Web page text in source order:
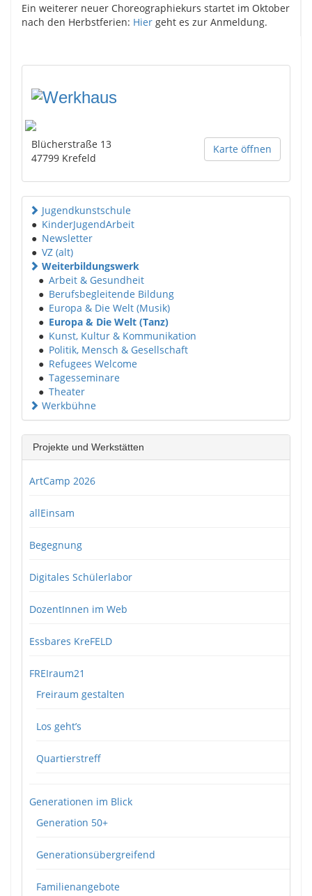
Ein weiterer neuer Choreographiekurs startet im Oktober
nach den Herbstferien: Hier geht es zur Anmeldung.
Karte öffnen
Blücherstraße 13
47799 Krefeld
Jugendkunstschule
● KinderJugendArbeit
● Newsletter
● VZ (alt)
Weiterbildungswerk
● Arbeit & Gesundheit
● Berufsbegleitende Bildung
● Europa & Die Welt (Musik)
● Europa & Die Welt (Tanz)
● Kunst, Kultur & Kommunikation
● Politik, Mensch & Gesellschaft
● Refugees Welcome
● Tagesseminare
● Theater
Werkbühne
Projekte und Werkstätten
ArtCamp 2026
allEinsam
Begegnung
Digitales Schülerlabor
DozentInnen im Web
Essbares KreFELD
FREIraum21
Freiraum gestalten
Los geht’s
Quartierstreff
Generationen im Blick
Generation 50+
Generationsübergreifend
Familienangebote